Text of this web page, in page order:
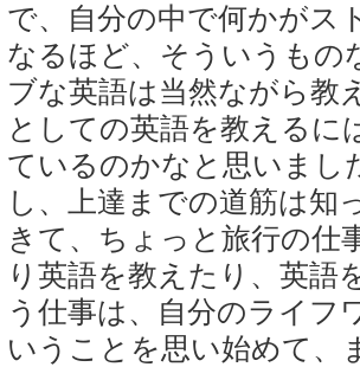
で、自分の中で何かがス
なるほど、そういうもの
ブな英語は当然ながら教
としての英語を教えるに
ているのかなと思いまし
し、上達までの道筋は知
きて、ちょっと旅行の仕
り英語を教えたり、英語
う仕事は、自分のライフ
いうことを思い始めて、